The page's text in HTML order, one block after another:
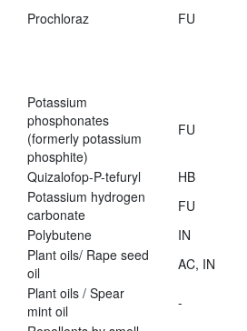
Prochloraz FU
Potassium
phosphonates
(formerly potassium
phosphite)
FU
Quizalofop-P-tefuryl HB
Potassium hydrogen
carbonate
FU
Polybutene
IN
Plant oils/ Rape seed
oil
AC, IN
Plant oils / Spear
mint oil
-